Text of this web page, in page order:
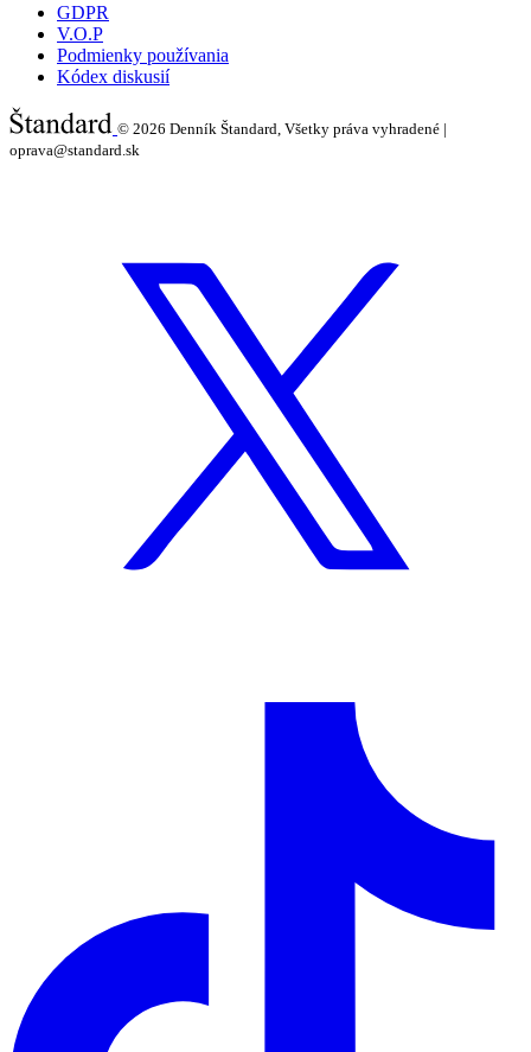
GDPR
V.O.P
Podmienky používania
Kódex diskusií
© 2026 Denník Štandard, Všetky práva vyhradené |
oprava@standard.sk